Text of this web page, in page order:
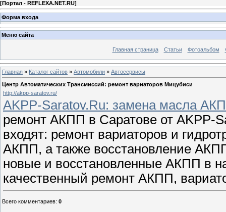
[Портал - REFLEXA.NET.RU]
Форма входа
Меню сайта
Главная страница Статьи Фотоальбом
Главная » Каталог сайтов » Автомобили » Автосервисы
Центр Автоматических Трансмиссий: ремонт вариаторов Мицубиси
http://akpp-saratov.ru/
AKPP-Saratov.Ru: замена масла
ремонт АКПП в Саратове от AKPP-
входят: ремонт вариаторов и
АКПП, а также восстановление
новые и восстановленные АКПП в
качественный ремонт АКПП,
Всего комментариев: 0